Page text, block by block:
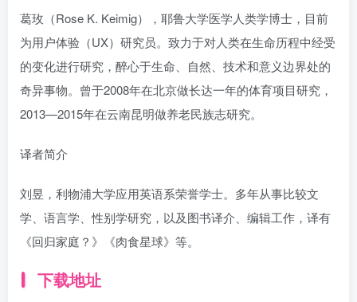
葛玫（Rose K. Keimig），耶鲁大学医学人类学博士，目前
为用户体验（UX）研究员。致力于对人类在生命历程中经受
的变化进行研究，醉心于生命、自然、技术和意义边界处的
奇异事物。曾于2008年在北京做长达一年的体育项目研究，
2013—2015年在云南昆明做养老民族志研究。
译者简介
刘昱，利物浦大学应用英语系荣誉学士。多年从事比较文
学、语言学、性别学研究，以及图书译介、编辑工作，译有
《回归家庭？》《肉食星球》等。
下载地址